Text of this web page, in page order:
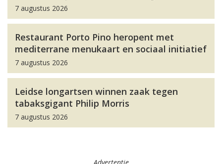
7 augustus 2026
Restaurant Porto Pino heropent met
mediterrane menukaart en sociaal initiatief
7 augustus 2026
Leidse longartsen winnen zaak tegen
tabaksgigant Philip Morris
7 augustus 2026